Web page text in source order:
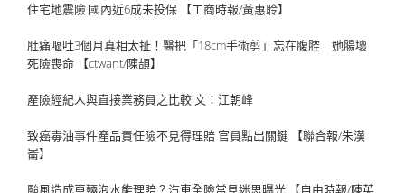
住宅地震險 國內近6成未投保 【工商時報/黃惠聆】
肚痛嘔吐3個月真相太扯！醫把「18cm手術剪」忘在腹腔 她腸壞
死險喪命 【ctwant/陳頡】
產險經紀人與直接業務員之比較 文：江朝峰
致癌毒油事件產品責任險不見得理賠 官員點出關鍵 【聯合報/朱漢
崙】
颱風造成車輛泡水能理賠？汽車全險常見迷思曝光 【自由時報/陳英